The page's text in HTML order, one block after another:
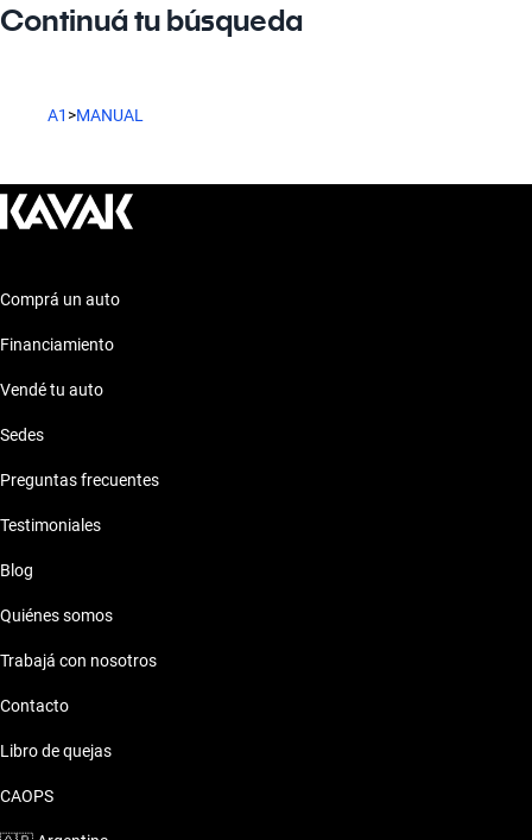
Continuá tu búsqueda
A1 >MANUAL
Comprá un auto
Financiamiento
Vendé tu auto
Sedes
Preguntas frecuentes
Testimoniales
Blog
Quiénes somos
Trabajá con nosotros
Contacto
Libro de quejas
CAOPS